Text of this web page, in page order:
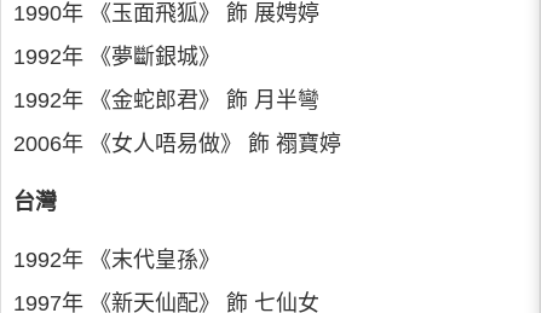
1990年 《玉面飛狐》 飾 展娉婷
1992年 《夢斷銀城》
1992年 《金蛇郎君》 飾 月半彎
2006年 《女人唔易做》 飾 禤寶婷
台灣
1992年 《末代皇孫》
1997年 《新天仙配》 飾 七仙女